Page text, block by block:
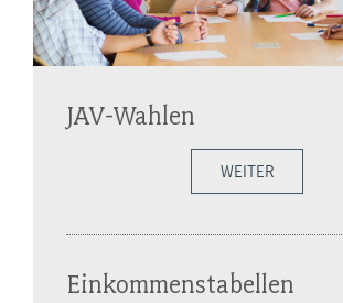
JAV-Wahlen
WEITER
Einkommenstabellen